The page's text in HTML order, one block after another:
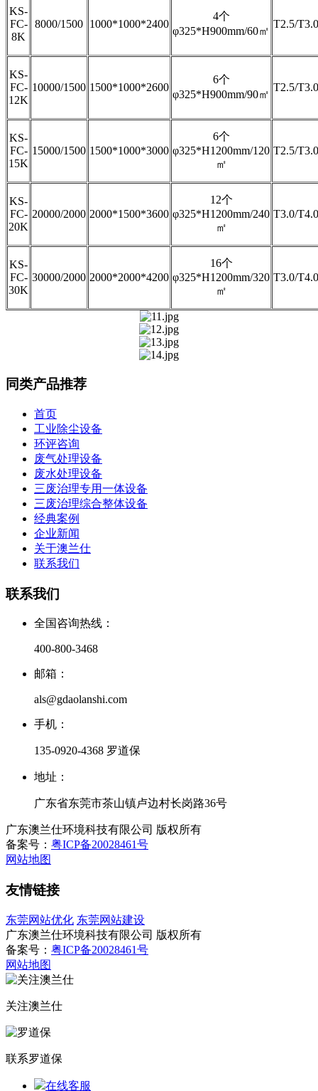
KS-
FC-
8K
8000/1500 1000*1000*2400
4个
φ325*H900mm/60㎡
T2.5/T3.0
KS-
FC-
12K
10000/1500 1500*1000*2600
6个
φ325*H900mm/90㎡
T2.5/T3.0
KS-
FC-
15K
15000/1500 1500*1000*3000
6个
φ325*H1200mm/120
㎡
T2.5/T3.0
KS-
FC-
20K
20000/2000 2000*1500*3600
12个
φ325*H1200mm/240
㎡
T3.0/T4.0
KS-
FC-
30K
30000/2000 2000*2000*4200
16个
φ325*H1200mm/320
㎡
T3.0/T4.0
同类产品推荐
首页
工业除尘设备
环评咨询
废气处理设备
废水处理设备
三废治理专用一体设备
三废治理综合整体设备
经典案例
企业新闻
关于澳兰仕
联系我们
联系我们
全国咨询热线：
400-800-3468
邮箱：
als@gdaolanshi.com
手机：
135-0920-4368 罗道保
地址：
广东省东莞市茶山镇卢边村长岗路36号
广东澳兰仕环境科技有限公司 版权所有
备案号： 粤ICP备20028461号
网站地图
友情链接
东莞网站优化 东莞网站建设
广东澳兰仕环境科技有限公司 版权所有
备案号： 粤ICP备20028461号
网站地图
关注澳兰仕
联系罗道保
在线客服